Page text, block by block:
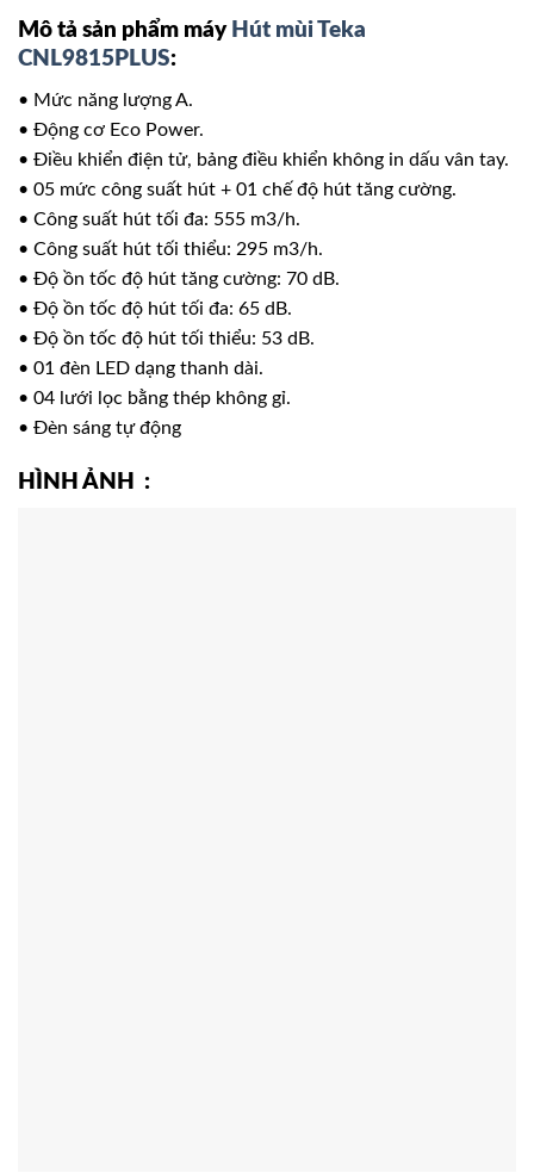
Mô tả sản phẩm máy Hút mùi Teka
CNL9815PLUS:
• Mức năng lượng A.
• Động cơ Eco Power.
• Điều khiển điện tử, bảng điều khiển không in dấu vân tay.
• 05 mức công suất hút + 01 chế độ hút tăng cường.
• Công suất hút tối đa: 555 m3/h.
• Công suất hút tối thiểu: 295 m3/h.
• Độ ồn tốc độ hút tăng cường: 70 dB.
• Độ ồn tốc độ hút tối đa: 65 dB.
• Độ ồn tốc độ hút tối thiểu: 53 dB.
• 01 đèn LED dạng thanh dài.
• 04 lưới lọc bằng thép không gỉ.
• Đèn sáng tự động
HÌNH ẢNH :